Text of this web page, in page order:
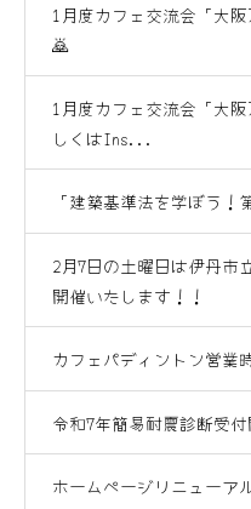
1月度カフェ交流会「大
🙇
1月度カフェ交流会「大
しくはIns...
「建築基準法を学ぼう！
2月7日の土曜日は伊丹市
開催いたします！！
カフェパディントン営業
令和7年簡易耐震診断受付
ホームページリニューア